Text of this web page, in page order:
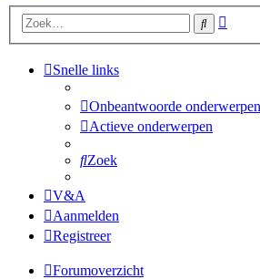
Zoek
Snelle links
Onbeantwoorde onderwerpen
Actieve onderwerpen
Zoek
V&A
Aanmelden
Registreer
Forumoverzicht